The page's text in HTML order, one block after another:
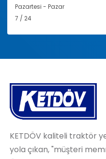
Pazartesi - Pazar
7 / 24
KETDÖV kaliteli traktör
yola çıkan, "müşteri